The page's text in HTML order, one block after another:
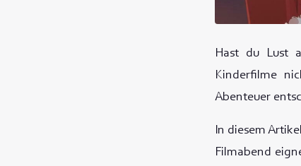
Hast du Lust
Kinderfilme
Abenteuer
In diesem
Filmabend